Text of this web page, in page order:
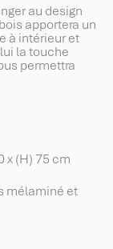
au design
apportera un
à intérieur et
la touche
permettra
x (H) 75 cm
mélaminé et